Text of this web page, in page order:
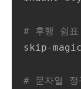
# 후행 쉼표
skip-
# 문자열 정